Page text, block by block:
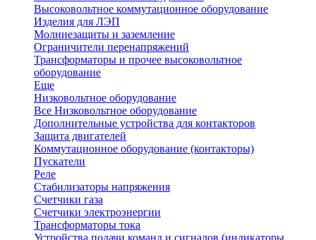
Высоковольтное коммутационное оборудование
Изделия для ЛЭП
Молниезащиты и заземление
Ограничители перенапряжений
Трансформаторы и прочее высоковольтное
оборудование
Еще
Низковольтное оборудование
Все Низковольтное оборудование
Дополнительные устройства для контакторов
Защита двигателей
Коммутационное оборудование (контакторы)
Пускатели
Реле
Стабилизаторы напряжения
Счетчики газа
Счетчики электроэнергии
Трансформаторы тока
Устройства подачи команд и сигналов (индикаторы,